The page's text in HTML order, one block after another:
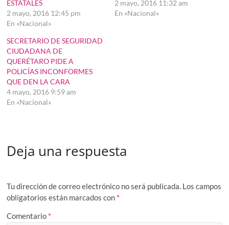
ESTATALES
2 mayo, 2016 12:45 pm
En «Nacional»
2 mayo, 2016 11:32 am
En «Nacional»
SECRETARIO DE SEGURIDAD
CIUDADANA DE
QUERÉTARO PIDE A
POLICÍAS INCONFORMES
QUE DEN LA CARA
4 mayo, 2016 9:59 am
En «Nacional»
Deja una respuesta
Tu dirección de correo electrónico no será publicada. Los campos
obligatorios están marcados con *
Comentario *